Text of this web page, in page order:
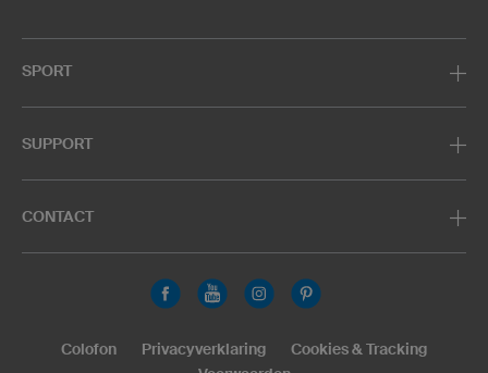
SPORT
SUPPORT
CONTACT
Colofon Privacyverklaring
Cookies & Tracking